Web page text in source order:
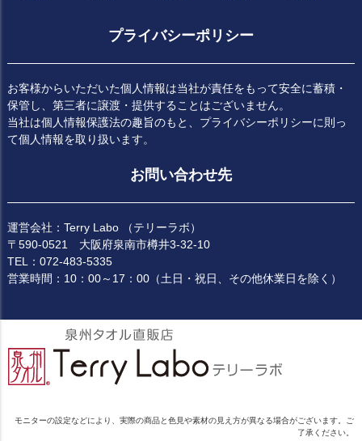
プライバシーポリシー
お客様からいただいた個人情報は当社が責任をもって安全に蓄積・
保管し、第三者に譲渡・提供することはございません。
当社は個人情報保護法の趣旨のもと、プライバシーポリシーに則っ
て個人情報を取り扱います。
お問い合わせ先
運営会社：Terry Labo （テリーラボ）
〒590-0521 大阪府泉南市樽井3-32-10
TEL：072-483-5335
営業時間：10：00～17：00（土日・祝日、その他休業日を除く）
モニターの設定などにより、実際の商品と色見や素材の見え方が異なる場合がございます。ご
了承ください。